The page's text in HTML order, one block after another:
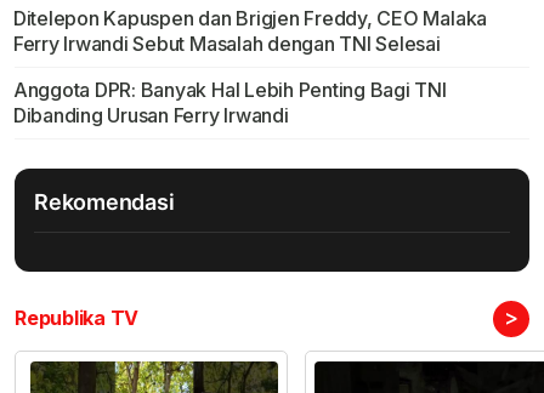
Ditelepon Kapuspen dan Brigjen Freddy, CEO Malaka
Ferry Irwandi Sebut Masalah dengan TNI Selesai
Anggota DPR: Banyak Hal Lebih Penting Bagi TNI
Dibanding Urusan Ferry Irwandi
Rekomendasi
Republika TV >